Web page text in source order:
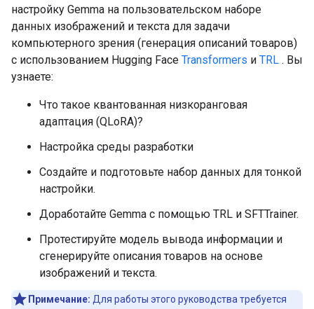
настройку Gemma на пользовательском наборе
данных изображений и текста для задачи
компьютерного зрения (генерация описаний товаров)
с использованием Hugging Face Transformers и TRL . Вы
узнаете:
Что такое квантованная низкоранговая
адаптация (QLoRA)?
Настройка среды разработки
Создайте и подготовьте набор данных для тонкой
настройки.
Доработайте Gemma с помощью TRL и SFTTrainer.
Протестируйте модель вывода информации и
сгенерируйте описания товаров на основе
изображений и текста.
Примечание: Для работы этого руководства требуется